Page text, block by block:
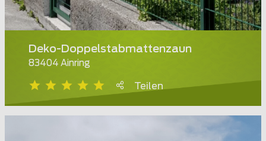
Deko-Doppelstabmattenzaun
83404 Ainring
Teilen